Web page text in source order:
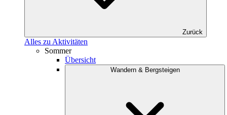
Zurück
Alles zu Aktivitäten
Sommer
Übersicht
Wandern & Bergsteigen